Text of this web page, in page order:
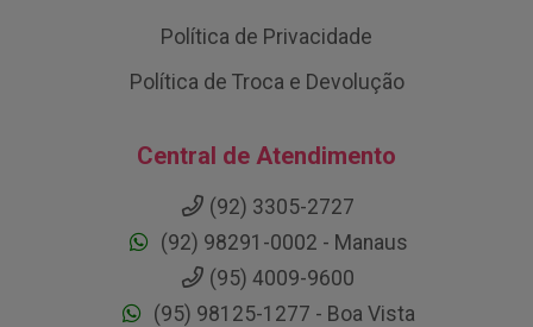
Política de Privacidade
Política de Troca e Devolução
Central de Atendimento
(92) 3305-2727
(92) 98291-0002 - Manaus
(95) 4009-9600
(95) 98125-1277 - Boa Vista